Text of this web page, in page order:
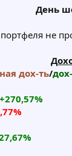
День
не
дох-ть/
+270,57%